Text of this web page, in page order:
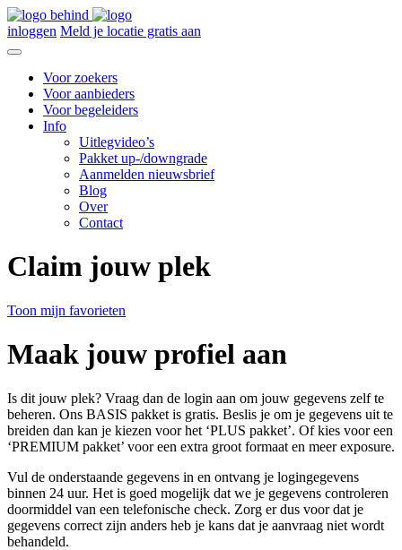
inloggen Meld je locatie gratis aan
Voor zoekers
Voor aanbieders
Voor begeleiders
Info
Uitlegvideo’s
Pakket up-/downgrade
Aanmelden nieuwsbrief
Blog
Over
Contact
Claim jouw plek
Toon mijn favorieten
Maak jouw profiel aan
Is dit jouw plek? Vraag dan de login aan om jouw gegevens zelf te
beheren. Ons BASIS pakket is gratis. Beslis je om je gegevens uit te
breiden dan kan je kiezen voor het ‘PLUS pakket’. Of kies voor een
‘PREMIUM pakket’ voor een extra groot formaat en meer exposure.
Vul de onderstaande gegevens in en ontvang je logingegevens
binnen 24 uur. Het is goed mogelijk dat we je gegevens controleren
doormiddel van een telefonische check. Zorg er dus voor dat je
gegevens correct zijn anders heb je kans dat je aanvraag niet wordt
behandeld.